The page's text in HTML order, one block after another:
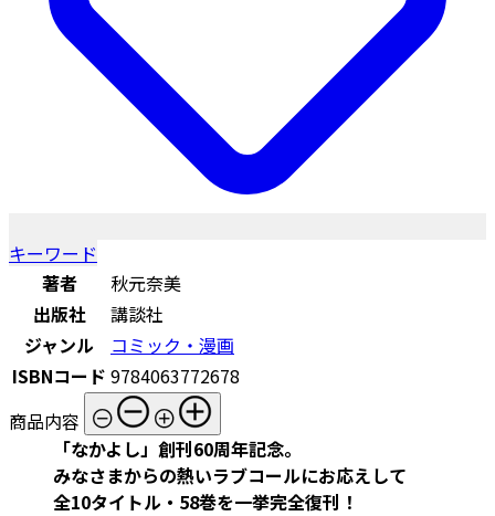
キーワード
著者
秋元奈美
出版社
講談社
ジャンル
コミック・漫画
ISBNコード 9784063772678
商品内容
「なかよし」創刊60周年記念。
みなさまからの熱いラブコールにお応えして
全10タイトル・58巻を一挙完全復刊！